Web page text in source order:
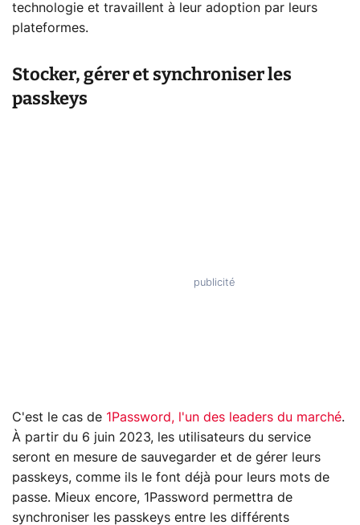
technologie et travaillent à leur adoption par leurs
plateformes.
Stocker, gérer et synchroniser les
passkeys
C'est le cas de 1Password, l'un des leaders du marché.
À partir du 6 juin 2023, les utilisateurs du service
seront en mesure de sauvegarder et de gérer leurs
passkeys, comme ils le font déjà pour leurs mots de
passe. Mieux encore, 1Password permettra de
synchroniser les passkeys entre les différents